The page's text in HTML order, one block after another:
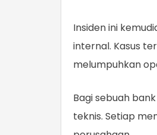
Insiden ini
internal. Kasus
melumpuhkan
Bagi sebuah
teknis. Setiap